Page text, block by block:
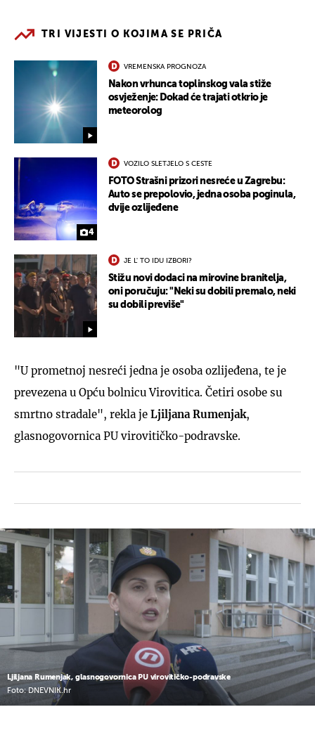
TRI VIJESTI O KOJIMA SE PRIČA
VREMENSKA PROGNOZA
Nakon vrhunca toplinskog vala stiže
osvježenje: Dokad će trajati otkrio je
meteorolog
4
VOZILO SLETJELO S CESTE
FOTO Strašni prizori nesreće u Zagrebu:
Auto se prepolovio, jedna osoba poginula,
dvije ozlijeđene
JE L' TO IDU IZBORI?
Stižu novi dodaci na mirovine branitelja,
oni poručuju: "Neki su dobili premalo, neki
su dobili previše"
"U prometnoj nesreći jedna je osoba ozlijeđena, te je
prevezena u Opću bolnicu Virovitica. Četiri osobe su
smrtno stradale", rekla je Ljiljana Rumenjak,
glasnogovornica PU virovitičko-podravske.
Ljiljana Rumenjak, glasnogovornica PU virovitičko-podravske
Foto: DNEVNIK.hr